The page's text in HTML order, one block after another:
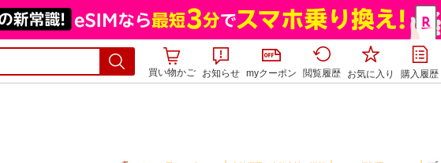
買い物かご お知らせ myクーポン 閲覧履歴 お気に入り 購入履歴